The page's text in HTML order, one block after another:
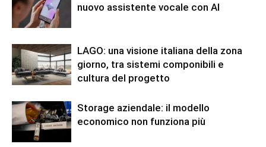
nuovo assistente vocale con AI
LAGO: una visione italiana della zona
giorno, tra sistemi componibili e
cultura del progetto
Storage aziendale: il modello
economico non funziona più